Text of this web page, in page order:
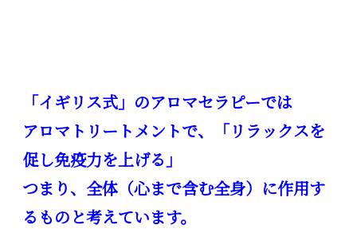
「イギリス式」のアロマセラピーでは
アロマトリートメントで、「リラックスを
促し免疫力を上げる」
つまり、全体（心まで含む全身）に作用す
るものと考えています。